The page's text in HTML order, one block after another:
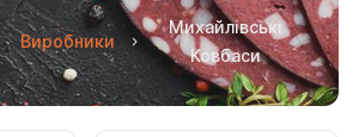
Виробники
Михайлівські
Ковбаси